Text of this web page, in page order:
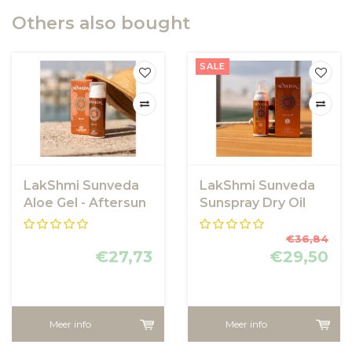
Others also bought
LakShmi Sunveda
Aloe Gel - Aftersun
van LakShmi
€27,73
Meer info
SALE
LakShmi Sunveda
Sunspray Dry Oil
SPF30 - LakShmi
€36,84
€29,50
Meer info